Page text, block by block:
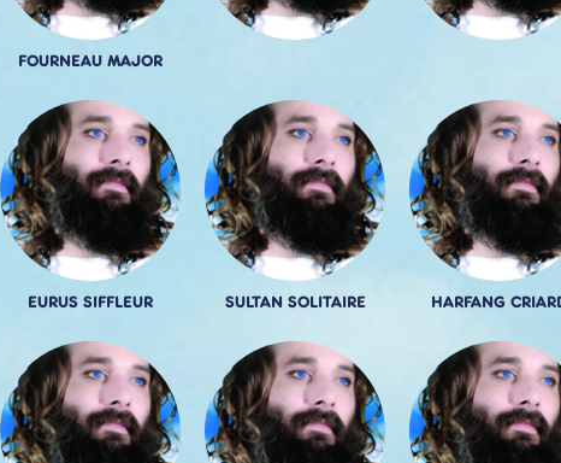
FOURNEAU MAJOR
EURUS SIFFLEUR SULTAN SOLITAIRE HARFANG